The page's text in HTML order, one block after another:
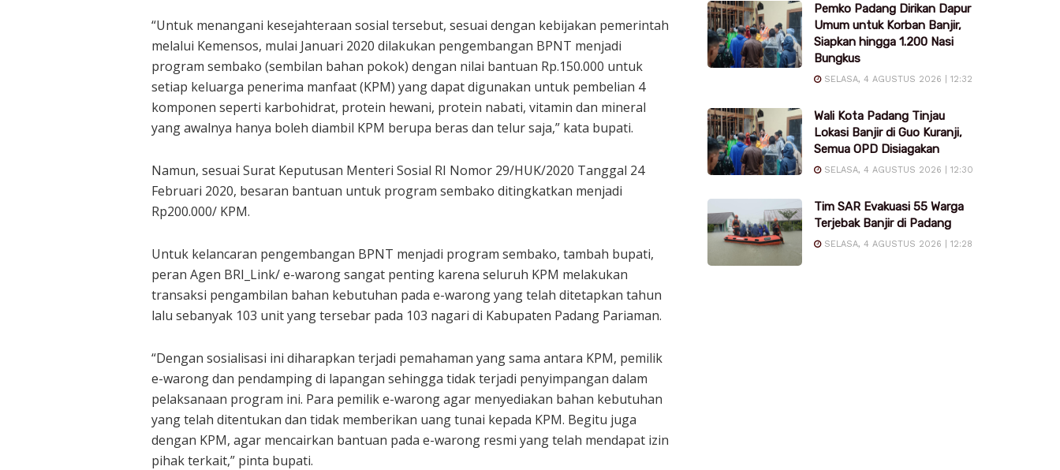
“Untuk menangani kesejahteraan sosial tersebut, sesuai dengan kebijakan pemerintah
melalui Kemensos, mulai Januari 2020 dilakukan pengembangan BPNT menjadi
program sembako (sembilan bahan pokok) dengan nilai bantuan Rp.150.000 untuk
setiap keluarga penerima manfaat (KPM) yang dapat digunakan untuk pembelian 4
komponen seperti karbohidrat, protein hewani, protein nabati, vitamin dan mineral
yang awalnya hanya boleh diambil KPM berupa beras dan telur saja,” kata bupati.
Namun, sesuai Surat Keputusan Menteri Sosial RI Nomor 29/HUK/2020 Tanggal 24
Februari 2020, besaran bantuan untuk program sembako ditingkatkan menjadi
Rp200.000/ KPM.
Untuk kelancaran pengembangan BPNT menjadi program sembako, tambah bupati,
peran Agen BRI_Link/ e-warong sangat penting karena seluruh KPM melakukan
transaksi pengambilan bahan kebutuhan pada e-warong yang telah ditetapkan tahun
lalu sebanyak 103 unit yang tersebar pada 103 nagari di Kabupaten Padang Pariaman.
“Dengan sosialisasi ini diharapkan terjadi pemahaman yang sama antara KPM, pemilik
e-warong dan pendamping di lapangan sehingga tidak terjadi penyimpangan dalam
pelaksanaan program ini. Para pemilik e-warong agar menyediakan bahan kebutuhan
yang telah ditentukan dan tidak memberikan uang tunai kepada KPM. Begitu juga
dengan KPM, agar mencairkan bantuan pada e-warong resmi yang telah mendapat izin
pihak terkait,” pinta bupati.
Pemko Padang Dirikan Dapur
Umum untuk Korban Banjir,
Siapkan hingga 1.200 Nasi
Bungkus
SELASA, 4 AGUSTUS 2026 | 12:32
Wali Kota Padang Tinjau
Lokasi Banjir di Guo Kuranji,
Semua OPD Disiagakan
SELASA, 4 AGUSTUS 2026 | 12:30
Tim SAR Evakuasi 55 Warga
Terjebak Banjir di Padang
SELASA, 4 AGUSTUS 2026 | 12:28